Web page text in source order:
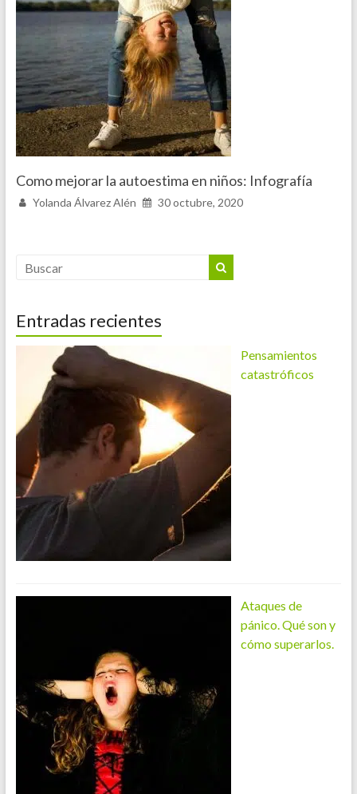
Como mejorar la autoestima en niños: Infografía
Yolanda Álvarez Alén 30 octubre, 2020
Entradas recientes
Pensamientos
catastróficos
Ataques de
pánico. Qué son y
cómo superarlos.